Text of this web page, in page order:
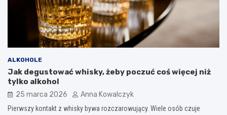
ALKOHOLE
Jak degustować whisky, żeby poczuć coś więcej niż
tylko alkohol
25 marca 2026 Anna Kowalczyk
Pierwszy kontakt z whisky bywa rozczarowujący. Wiele osób czuje